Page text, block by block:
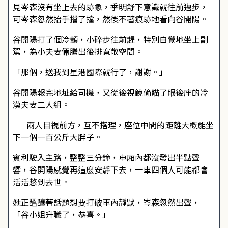
見岑森沒有坐上去的跡象，季明舒下意識就往前邁步，
可岑森忽然抬手擋了擋，然後不著痕跡地看向谷開陽。
谷開陽打了個冷顫，小碎步往前趕，特別自覺地坐上副
駕，為小夫妻倆騰出後排寬敞空間。
「那個，送我到星港國際就行了，謝謝。」
谷開陽報完地址給司機，又從後視鏡偷瞄了眼後座的冷
漠夫妻二人組。
——兩人目視前方，互不搭理，座位中間的距離大概能坐
下一個一百公斤大胖子。
賓利駛入主路，整整三分鐘，車廂內都沒發出半點聲
響，谷開陽感覺再這麼安靜下去，一車四個人可能都會
活活憋到去世。
她正醞釀著話題想要打破車內靜默，岑森忽然出聲，
「谷小姐升職了，恭喜。」